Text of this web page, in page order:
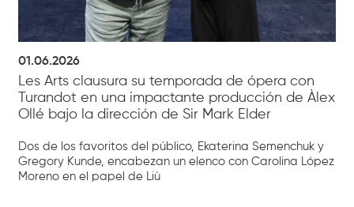
01.06.2026
Les Arts clausura su temporada de ópera con
Turandot en una impactante producción de Àlex
Ollé bajo la dirección de Sir Mark Elder
Dos de los favoritos del público, Ekaterina Semenchuk y
Gregory Kunde, encabezan un elenco con Carolina López
Moreno en el papel de Liù